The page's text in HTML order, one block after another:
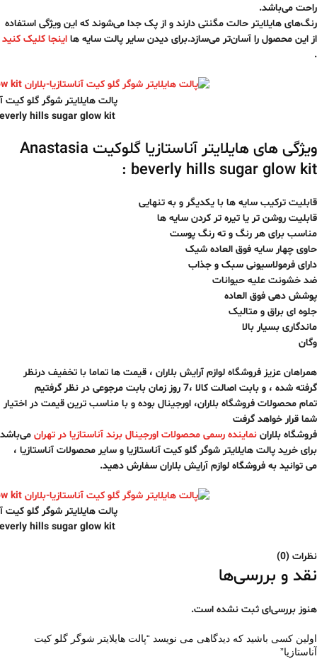
راحت می‌باشد.
رنگ‌های هایلایتر حالت مگنتی دارند و از پک جدا می‌شوند که این ویژگی استفاده
از این محصول را آسان‌‌تر می‌سازد.برای دیدن سایر پالت سایه ها اینجا کلیک کنید
.
پالت هایلایتر شوگر گلو کیت
hills sugar glow kit
ویژگی های هایلایتر آناستازیا گلوکیت Anastasia
beverly hills sugar glow kit :
قابلیت ترکیب سایه ها با یکدیگر و به تنهایی
قابلیت روشن تر یا تیره تر کردن سایه ها
مناسب برای هر رنگ و ته رنگ پوست
حاوی چهار سایه فوق العاده شیک
دارای فرمولاسیونی سبک و جذاب
ضد خشونت علیه حیوانات
پوشش دهی فوق العاده
جلوه ای براق و متالیک
ماندگاری بسیار بالا
وگان
همراهان عزیز فروشگاه لوازم آرایش بلاران ، قیمت ها تماما با تخفیف درنظر
گرفته شده ، و بابت اصالت کالا ،7 روز زمان بابت مرجوعی در نظر گرفتیم
تمام محصولات فروشگاه بلاران، اورجینال بوده و با مناسب ترین قیمت در اختیار
شما قرار خواهد گرفت
فروشگاه بلاران نماینده رسمی محصولات اورجینال برند آناستازیا در تهران می‌باشد
برای خرید پالت هایلایتر شوگر گلو کیت آناستازیا و سایر محصولات آناستازیا ،
می توانید به فروشگاه لوازم آرایش بلاران سفارش دهید.
پالت هایلایتر شوگر گلو کیت
hills sugar glow kit
نظرات (0)
نقد و بررسی‌ها
هنوز بررسی‌ای ثبت نشده است.
اولین کسی باشید که دیدگاهی می نویسد “پالت هایلایتر شوگر گلو کیت
آناستازیا”